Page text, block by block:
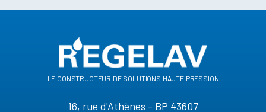
le constructeur de solutions haute pression
16, rue d'Athènes - BP 43607